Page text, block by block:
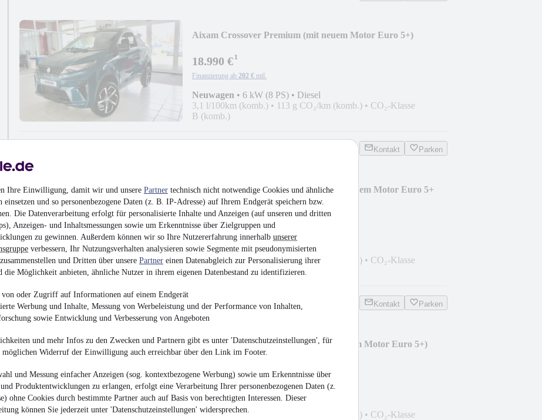
Ihre Einwilligung, damit wir und unsere Partner technisch nicht notwendige Cookies und ähnliche
einsetzen und so personenbezogene Daten (z. B. IP-Adresse) auf Ihrem Endgerät speichern bzw.
Die Datenverarbeitung erfolgt für personalisierte Inhalte und Anzeigen (auf unseren und dritten
Anzeigen- und Inhaltsmessungen sowie um Erkenntnisse über Zielgruppen und
zu gewinnen. Außerdem können wir so Ihre Nutzererfahrung innerhalb unserer
verbessern, Ihr Nutzungsverhalten analysieren sowie Segmente mit pseudonymisierten
und Dritten über unsere Partner einen Datenabgleich zur Personalisierung ihrer
die Möglichkeit anbieten, ähnliche Nutzer in ihrem eigenen Datenbestand zu identifizieren.
von oder Zugriff auf Informationen auf einem Endgerät
Werbung und Inhalte, Messung von Werbeleistung und der Performance von Inhalten,
sowie Entwicklung und Verbesserung von Angeboten
und mehr Infos zu den Zwecken und Partnern gibt es unter 'Datenschutzeinstellungen', für
möglichen Widerruf der Einwilligung auch erreichbar über den Link im Footer.
und Messung einfacher Anzeigen (sog. kontextbezogene Werbung) sowie um Erkenntnisse über
Produktentwicklungen zu erlangen, erfolgt eine Verarbeitung Ihrer personenbezogenen Daten (z.
ohne Cookies durch bestimmte Partner auch auf Basis von berechtigten Interessen. Dieser
können Sie jederzeit unter 'Datenschutzeinstellungen' widersprechen.
Aixam Crossover Premium (mit neuem Motor Euro 5+)
18.990 €¹
Finanzierung ab 202 € mtl.
Neuwagen • 6 kW (8 PS) • Diesel
3,1 l/100km (komb.) • 113 g CO₂/km (komb.) • CO₂-Klasse
B (komb.)
Kontakt Parken
Aixam Coupé Sport (neues Model mit neuem Motor Euro 5+
18.980 €¹
Finanzierung ab 202 € mtl.
Neuwagen•6 kW (8 PS)•Diesel
4,3 l/100km (komb.)•113 g CO₂/km (komb.) • CO₂-Klasse
B (komb.)
Kontakt Parken
Aixam City Sport (neues Model mit neuem Motor Euro 5+)
17.770 €
Finanzierung ab 189 € mtl.
Neuwagen•6 kW (8 PS)•Diesel
4,3 l/100km (komb.)
113 g CO₂/km (komb.) • CO₂-Klasse